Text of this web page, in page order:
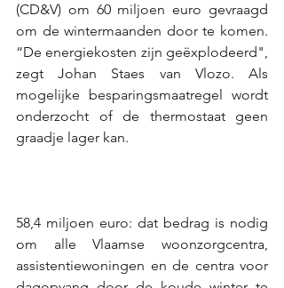
(CD&V) om 60 miljoen euro gevraagd
om de wintermaanden door te komen.
“De energiekosten zijn geëxplodeerd",
zegt Johan Staes van Vlozo. Als
mogelijke besparingsmaatregel wordt
onderzocht of de thermostaat geen
graadje lager kan.
58,4 miljoen euro: dat bedrag is nodig
om alle Vlaamse woonzorgcentra,
assistentiewoningen en de centra voor